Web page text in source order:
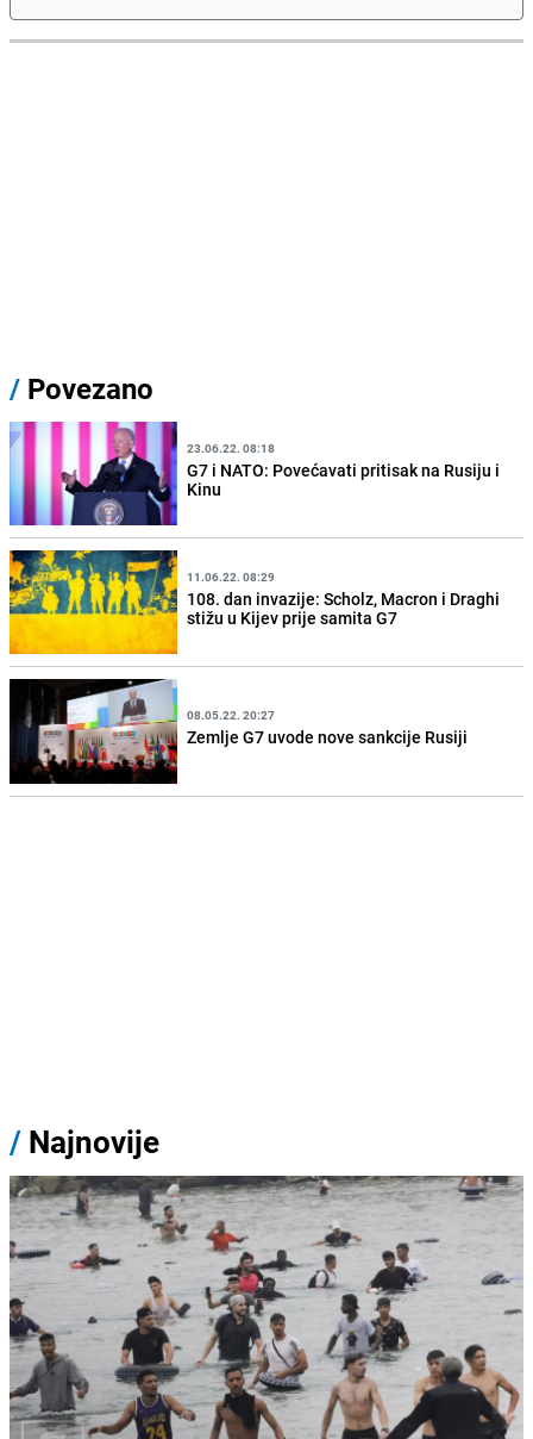
/ Povezano
23.06.22. 08:18
G7 i NATO: Povećavati pritisak na Rusiju i
Kinu
11.06.22. 08:29
108. dan invazije: Scholz, Macron i Draghi
stižu u Kijev prije samita G7
08.05.22. 20:27
Zemlje G7 uvode nove sankcije Rusiji
/ Najnovije